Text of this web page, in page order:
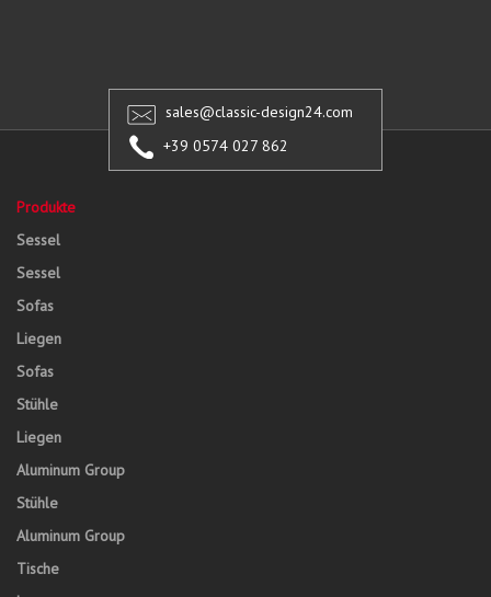
sales@classic-design24.com
+39 0574 027 862
Produkte
Sessel
Sessel
Sofas
Liegen
Sofas
Stühle
Liegen
Aluminum Group
Stühle
Aluminum Group
Tische